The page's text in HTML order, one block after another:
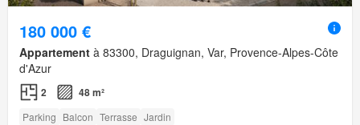
180 000 €
Appartement à 83300, Draguignan, Var, Provence-Alpes-Côte
d'Azur
2 48 m²
Parking Balcon Terrasse Jardin